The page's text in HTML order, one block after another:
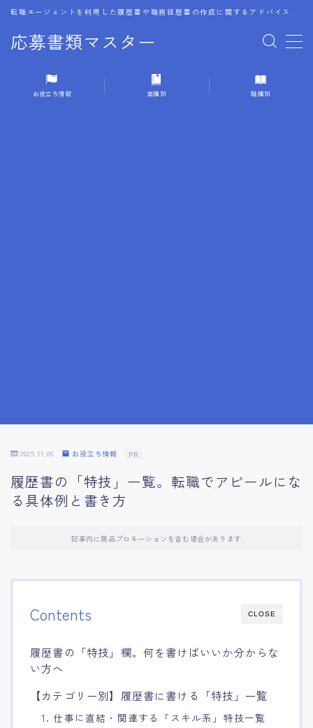
応募書類マスター
転職エージェントを利用した履歴書や職務経歴書の作成に関するアドバイス
MENU
1.履歴書のゴールデンルール
10.面接官に好印象を与える方法
11.キャリアアップを目指す人の応募書類
14.デジタル化やAIの進化がもたらす影響
お役立ち情報 業種別 職種別
2025.11.06 お役立ち情報 PR
履歴書の「特技」一覧。転職でアピールにな
る具体例と書き方
記事内に商品プロモーションを含む場合があります
CLOSE
Contents
履歴書の「特技」欄。何を書けばいいか分からな
い方へ
【カテゴリー別】履歴書に書ける「特技」一覧
1. 仕事に直結・関連する「スキル系」特技一覧